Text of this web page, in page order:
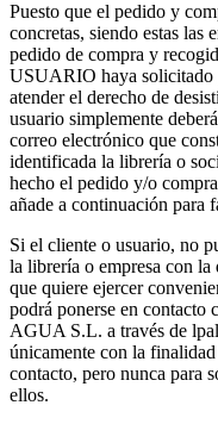
Puesto que el pedido y
concretas, siendo estas las
pedido de compra y
USUARIO haya solicitado
atender el derecho de
usuario simplemente
correo electrónico que
identificada la librería o
hecho el pedido y/o
añade a continuación para
Si el cliente o usuario, no
la librería o empresa con
que quiere ejercer
podrá ponerse en
AGUA S.L. a través de
únicamente con la
contacto, pero nunca para
ellos.